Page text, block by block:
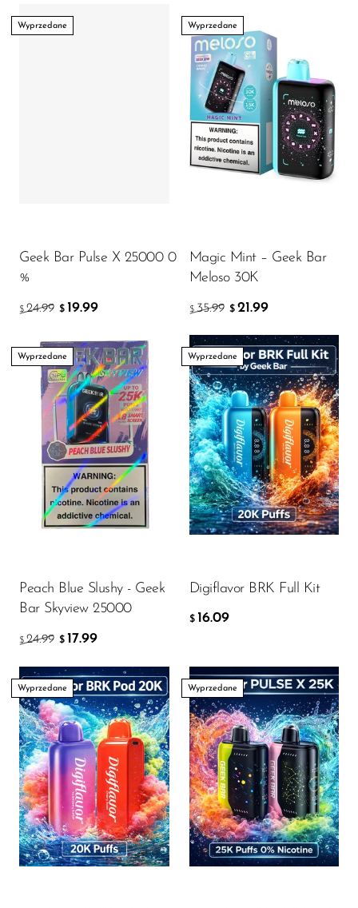
VIHO
Wyprzedane
Geek Bar Pulse X 25000 0
%
$ 24.99 $ 19.99
Wyprzedane
Magic Mint – Geek Bar
Meloso 30K
$ 35.99 $ 21.99
Wyprzedane
Peach Blue Slushy - Geek
Bar Skyview 25000
$ 24.99 $ 17.99
Wyprzedane
Digiflavor BRK Full Kit
$ 16.09
Wyprzedane Wyprzedane